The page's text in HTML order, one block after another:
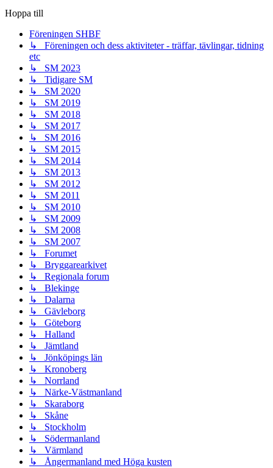
Hoppa till
Föreningen SHBF
↳ Föreningen och dess aktiviteter - träffar, tävlingar, tidning
etc
↳ SM 2023
↳ Tidigare SM
↳ SM 2020
↳ SM 2019
↳ SM 2018
↳ SM 2017
↳ SM 2016
↳ SM 2015
↳ SM 2014
↳ SM 2013
↳ SM 2012
↳ SM 2011
↳ SM 2010
↳ SM 2009
↳ SM 2008
↳ SM 2007
↳ Forumet
↳ Bryggarearkivet
↳ Regionala forum
↳ Blekinge
↳ Dalarna
↳ Gävleborg
↳ Göteborg
↳ Halland
↳ Jämtland
↳ Jönköpings län
↳ Kronoberg
↳ Norrland
↳ Närke-Västmanland
↳ Skaraborg
↳ Skåne
↳ Stockholm
↳ Södermanland
↳ Värmland
↳ Ångermanland med Höga kusten